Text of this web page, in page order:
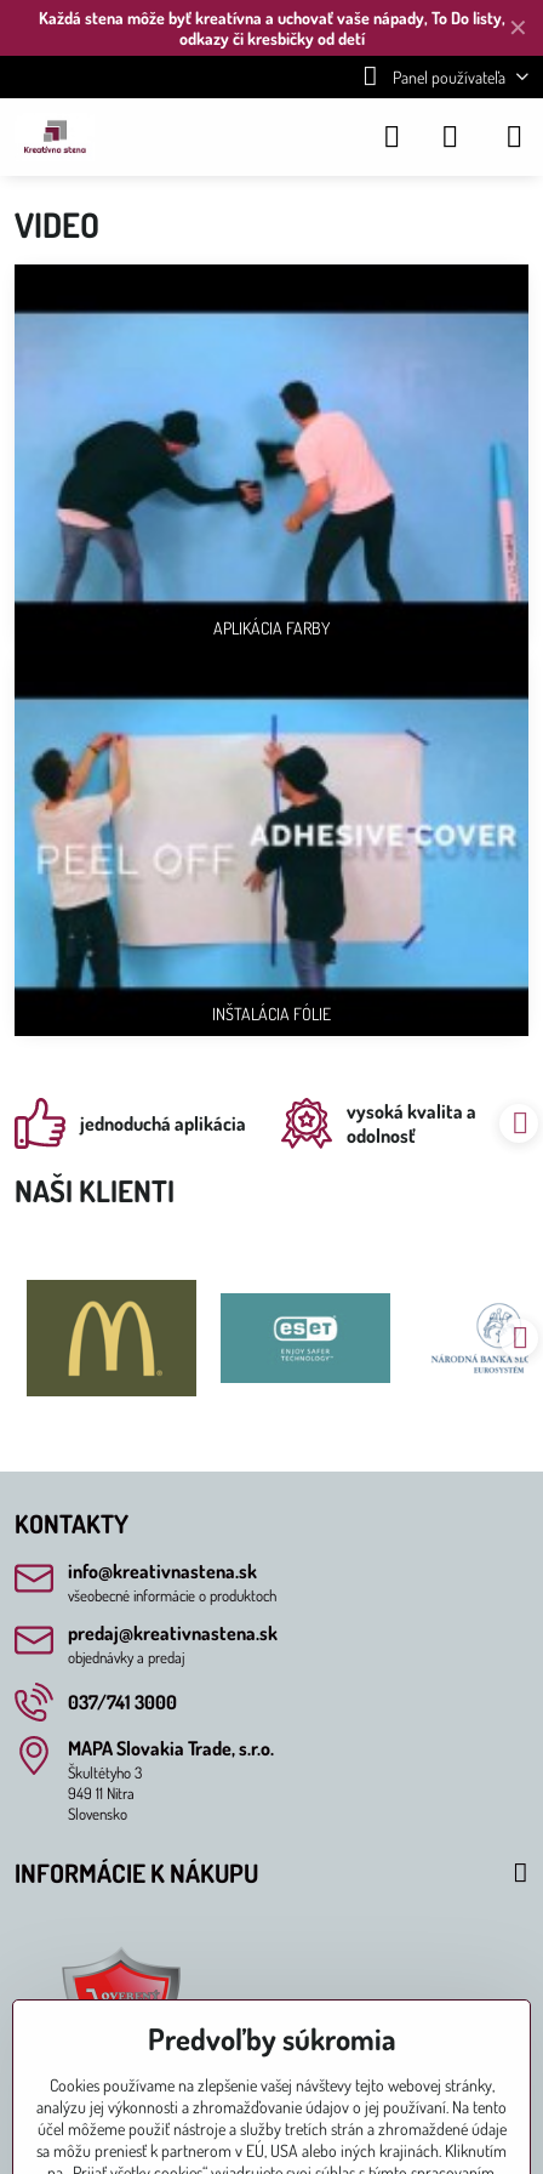
✕
Každá stena môže byť kreatívna a uchovať vaše nápady, To Do listy,
odkazy či kresbičky od detí
Panel používateľa
VIDEO
APLIKÁCIA FARBY
INŠTALÁCIA FÓLIE
jednoduchá aplikácia
vysoká kvalita a
odolnosť
NAŠI KLIENTI
KONTAKTY
info​@kreativnastena​.sk
všeobecné informácie o produktoch
predaj​@kreativnastena​.sk
objednávky a predaj
037/741 3000
MAPA Slovakia Trade, s​.r​.o​.
Škultétyho 3
949 11 Nitra
Slovensko
INFORMÁCIE K NÁKUPU
Predvoľby súkromia
Cookies používame na zlepšenie vašej návštevy tejto webovej stránky,
analýzu jej výkonnosti a zhromažďovanie údajov o jej používaní. Na tento
účel môžeme použiť nástroje a služby tretích strán a zhromaždené údaje
sa môžu preniesť k partnerom v EÚ, USA alebo iných krajinách. Kliknutím